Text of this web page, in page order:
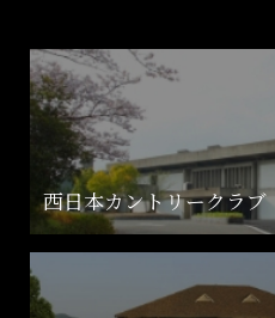
西日本カントリークラブ